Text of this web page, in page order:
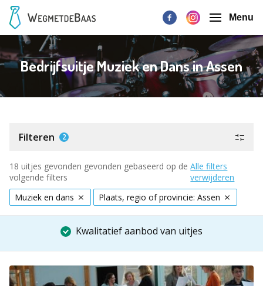
Menu
Bedrijfsuitje Muziek en Dans in Assen
Filteren 2
18 uitjes gevonden gevonden gebaseerd op de
volgende filters
Alle filters
verwijderen
Muziek en dans
Plaats, regio of provincie: Assen
Kwalitatief aanbod van uitjes